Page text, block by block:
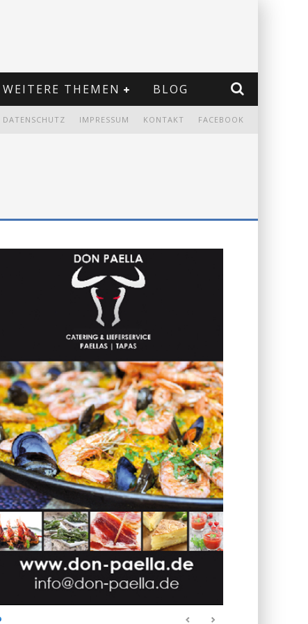
WEITERE THEMEN BLOG
FACEBOOK
KONTAKT
IMPRESSUM
DATENSCHUTZ